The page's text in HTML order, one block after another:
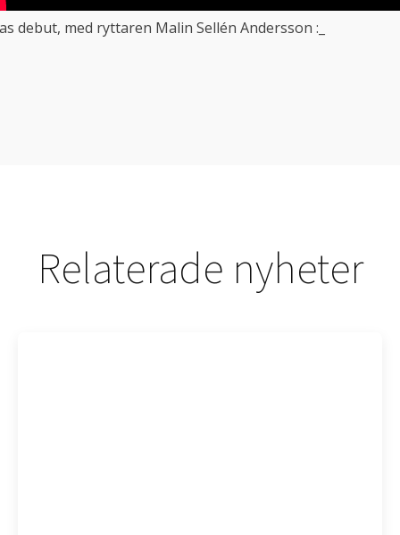
debut, med ryttaren Malin Sellén Andersson :_
Relaterade nyheter